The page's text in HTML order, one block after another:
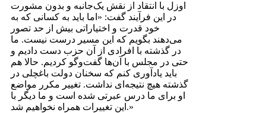
اوزل با انتقاد از نقش یک‌جانبه و بدون مشورت
در این فرآیند گفت: «اما باید به کسانی که به
خود قدرت و اختیاراتی بیش از حد تصور
می‌دهند بگویم که این مسیر درست نیست. ما
در گذشته با افرادی از آن حزب دست دادیم و
حتی در مجلس با آن‌ها گفت‌و‌گو کردیم. حالا هم
باید یادآوری کنم که سخنان دولت باغچلی در
گذشته هیچ نتیجه‌ای نداشت. تغییر مکرر مواضع
او برای ما درس عبرتی شده است و ما دیگر با
این تغییرات همراه نخواهیم شد.»